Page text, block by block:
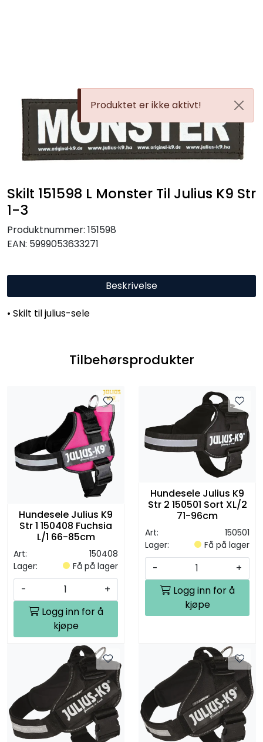
Produktet er ikke aktivt!
Skilt 151598 L Monster Til Julius K9 Str
1-3
Produktnummer: 151598
EAN: 5999053633271
Beskrivelse
• Skilt til julius-sele
Tilbehørsprodukter
Hundesele Julius K9
Str 1 150408 Fuchsia
L/1 66-85cm
Art:
150408
Lager:
Få på lager
-
+
Logg inn for å
kjøpe
Hundesele Julius K9
Str 2 150501 Sort XL/2
71-96cm
Art:
150501
Lager:
Få på lager
-
+
Logg inn for å
kjøpe
Nyheter
Hunter